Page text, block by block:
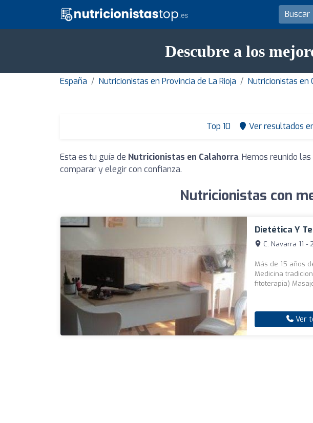
Descubre a los
España Nutricionistas en Provincia de La Rioja Nutricionistas en
Top 10 Ver resultados
Esta es tu guía de Nutricionistas en Calahorra. Hemos reunido
comparar y elegir con confianza.
Nutricionistas con
Dietética Y
C. Navarra 11
Más de 15 años
Medicina
fitoterapia)
Ver